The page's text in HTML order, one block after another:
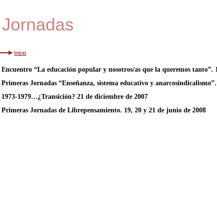
Jornadas
Encuentro “La educación popular y nosotros/as que la queremos tanto”.
Primeras Jornadas “Enseñanza, sistema educativo y
1973-1979…¿Transición? 21 de diciembre de 2007
Primeras Jornadas de Librepensamiento. 19, 20 y 21 de junio de 2008
Inicio